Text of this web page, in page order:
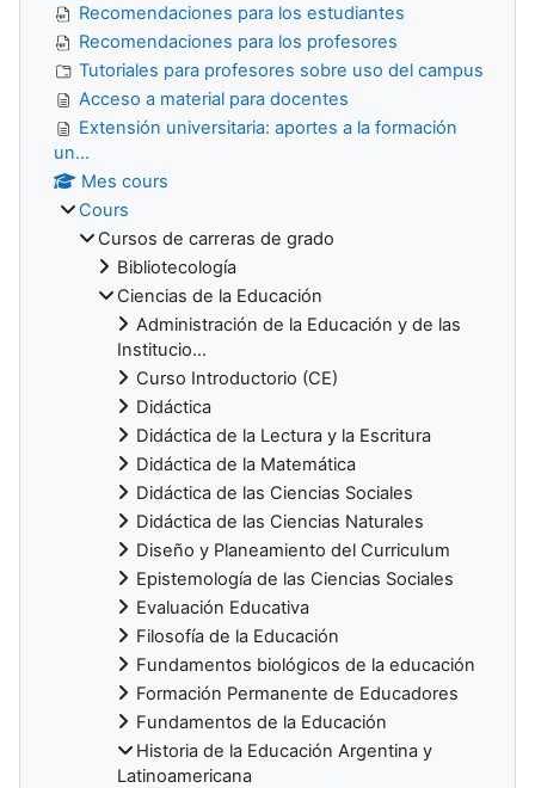
Recomendaciones para los estudiantes
Recomendaciones para los profesores
Tutoriales para profesores sobre uso del campus
Acceso a material para docentes
Extensión universitaria: aportes a la formación
un...
Mes cours
Cours
Cursos de carreras de grado
Bibliotecología
Ciencias de la Educación
Administración de la Educación y de las
Institucio...
Curso Introductorio (CE)
Didáctica
Didáctica de la Lectura y la Escritura
Didáctica de la Matemática
Didáctica de las Ciencias Sociales
Didáctica de las Ciencias Naturales
Diseño y Planeamiento del Curriculum
Epistemología de las Ciencias Sociales
Evaluación Educativa
Filosofía de la Educación
Fundamentos biológicos de la educación
Formación Permanente de Educadores
Fundamentos de la Educación
Historia de la Educación Argentina y
Latinoamericana